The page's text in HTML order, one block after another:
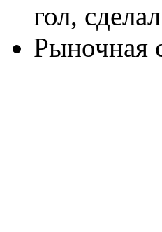
гол,
Рыночная